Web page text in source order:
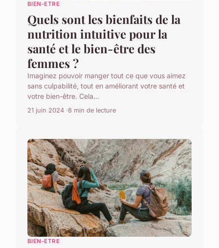
BIEN-ETRE
Quels sont les bienfaits de la
nutrition intuitive pour la
santé et le bien-être des
femmes ?
Imaginez pouvoir manger tout ce que vous aimez
sans culpabilité, tout en améliorant votre santé et
votre bien-être. Cela...
21 juin 2024 8 min de lecture
BIEN-ETRE